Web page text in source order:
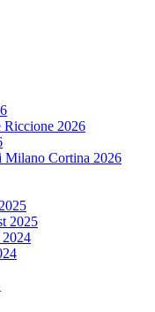
Riccione 2026
Cortina 2026
2025